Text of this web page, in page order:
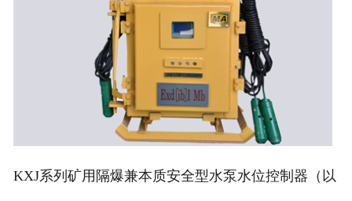
荣誉资质
公司场景
联系我们
KXJ系列矿用隔爆兼本质安全型水泵水位控制器（以